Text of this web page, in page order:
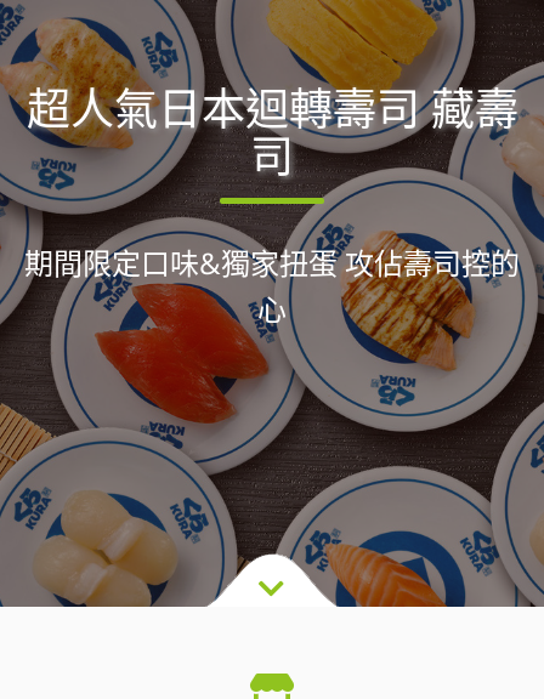
超人氣日本迴轉壽司 藏壽
司
期間限定口味&獨家扭蛋 攻佔壽司控的
心